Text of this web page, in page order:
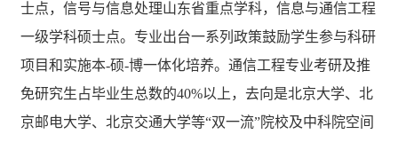
士点，信号与信息处理山东省重点学科，信息与通信工程
一级学科硕士点。专业出台一系列政策鼓励学生参与科研
项目和实施本-硕-博一体化培养。通信工程专业考研及推
免研究生占毕业生总数的40%以上，去向是北京大学、北
京邮电大学、北京交通大学等“双一流”院校及中科院空间